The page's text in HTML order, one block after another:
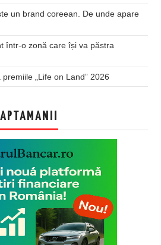
un brand coreean. De unde apare
într-o zonă care își va păstra
„Life on Land” 2026